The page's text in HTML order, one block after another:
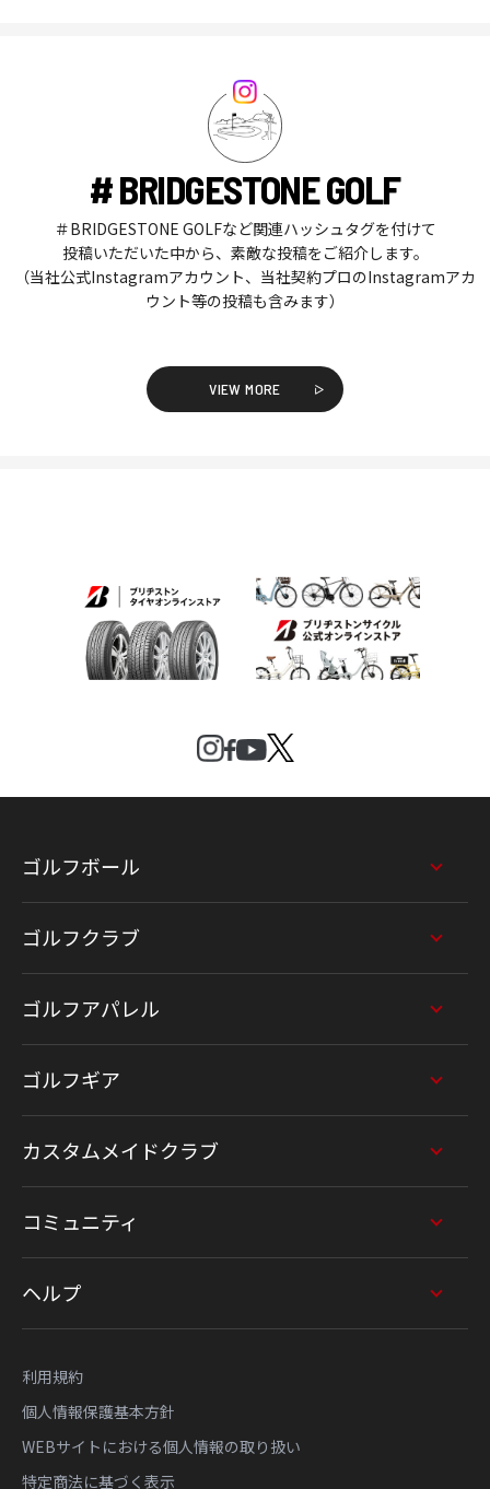
# BRIDGESTONE GOLF
＃BRIDGESTONE GOLFなど関連ハッシュタグを付けて
投稿いただいた中から、素敵な投稿をご紹介します。
（当社公式Instagramアカウント、当社契約プロのInstagramアカ
ウント等の投稿も含みます）
VIEW MORE
ゴルフボール
ゴルフクラブ
ゴルフアパレル
ゴルフギア
カスタムメイドクラブ
コミュニティ
ヘルプ
利用規約
個人情報保護基本方針
WEBサイトにおける個人情報の取り扱い
特定商法に基づく表示